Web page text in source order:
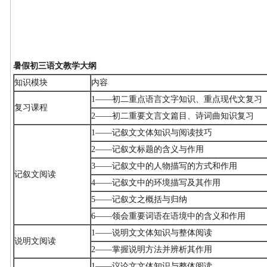
暑假初三语文教学大纲
知识模块
内容
复习课程
1——初二重点语言文字知识、重点现代文复习
2——初二重要文言文篇目、诗词曲知识复习
记叙文阅读
1——记叙文文体知识与阅读技巧
2——记叙文标题的含义与作用
3——记叙文中的人物描写的方式和作用
4——记叙文中的环境描写及其作用
5——记叙文之概括与归纳
6——领会重要词语在语境中的含义和作用
说明文阅读
1——说明文文体知识与整体阅读
2——掌握说明方法并辨析其作用